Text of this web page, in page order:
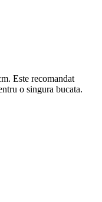
Este recomandat
o singura bucata.